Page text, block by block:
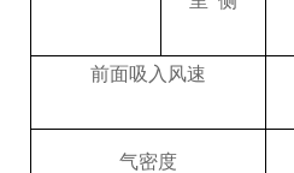
前面吸入风速
气密度